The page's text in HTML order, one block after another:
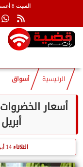
السبت
الرئيسية أسواق
الثلاثاء